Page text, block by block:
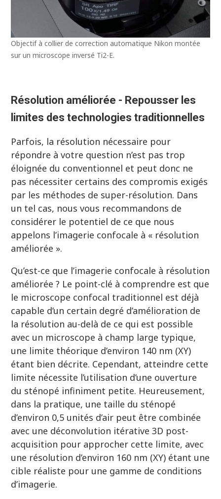
Objectif à collier de correction automatique Nikon montée
sur un microscope inversé Ti2-E.
Résolution améliorée - Repousser les
limites des technologies traditionnelles
Parfois, la résolution nécessaire pour
répondre à votre question n’est pas trop
éloignée du conventionnel et peut donc ne
pas nécessiter certains des compromis exigés
par les méthodes de super-résolution. Dans
un tel cas, nous vous recommandons de
considérer le potentiel de ce que nous
appelons l’imagerie confocale à « résolution
améliorée ».
Qu’est-ce que l’imagerie confocale à résolution
améliorée ? Le point-clé à comprendre est que
le microscope confocal traditionnel est déjà
capable d’un certain degré d’amélioration de
la résolution au-delà de ce qui est possible
avec un microscope à champ large typique,
une limite théorique d’environ 140 nm (XY)
étant bien décrite. Cependant, atteindre cette
limite nécessite l’utilisation d’une ouverture
du sténopé infiniment petite. Heureusement,
dans la pratique, une taille du sténopé
d’environ 0,5 unités d’air peut être combinée
avec une déconvolution itérative 3D post-
acquisition pour approcher cette limite, avec
une résolution d’environ 160 nm (XY) étant une
cible réaliste pour une gamme de conditions
d’imagerie.